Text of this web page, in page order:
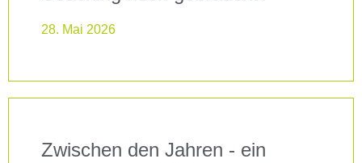
28. Mai 2026
Zwischen den Jahren - ein